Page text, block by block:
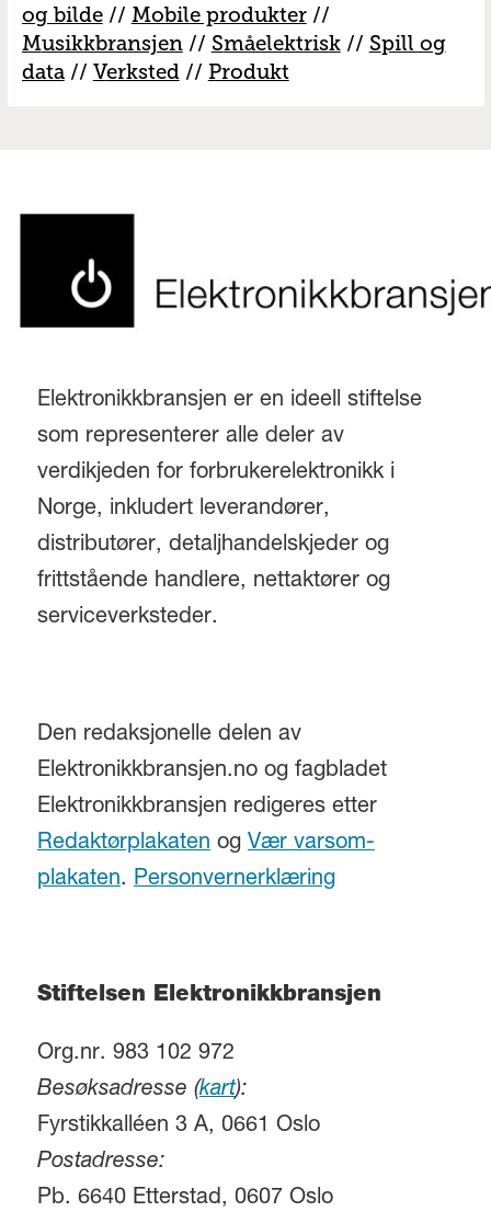
og bilde// Mobile produkter//
Musikkbransjen// Småelektrisk// Spill og
data// Verksted// Produkt
Elektronikkbransjen er en ideell stiftelse
som representerer alle deler av
verdikjeden for forbrukerelektronikk i
Norge, inkludert leverandører,
distributører, detaljhandelskjeder og
frittstående handlere, nettaktører og
serviceverksteder.
Den redaksjonelle delen av
Elektronikkbransjen.no og fagbladet
Elektronikkbransjen redigeres etter
Redaktørplakaten og Vær varsom-
plakaten. Personvernerklæring
Stiftelsen Elektronikkbransjen
Org.nr. 983 102 972
Besøksadresse (kart):
Fyrstikkalléen 3 A, 0661 Oslo
Postadresse:
Pb. 6640 Etterstad, 0607 Oslo